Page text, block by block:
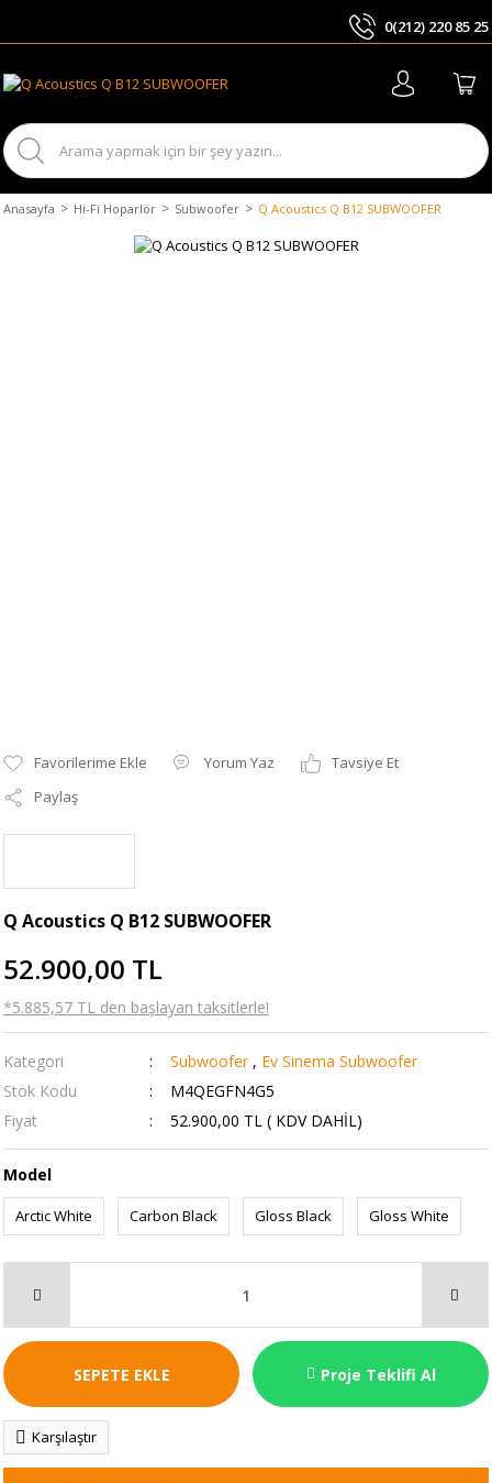
0(212) 220 85 25
Anasayfa Hi-Fi Hoparlör Subwoofer Q Acoustics Q B12 SUBWOOFER
Yorum Yaz
Tavsiye Et
Paylaş
Q Acoustics Q B12 SUBWOOFER
52.900,00 TL
*5.885,57 TL den başlayan taksitlerle!
Kategori Subwoofer , Ev Sinema Subwoofer
Stok Kodu
M4QEGFN4G5
Fiyat
52.900,00 TL ( KDV DAHİL)
Model
Arctic White Carbon Black Gloss Black Gloss White
SEPETE EKLE Proje Teklifi Al
Karşılaştır